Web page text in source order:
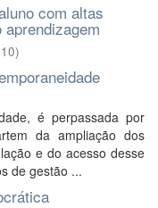
com altas
)
é perpassada por
da ampliação dos
e do acesso desse
de gestão ...